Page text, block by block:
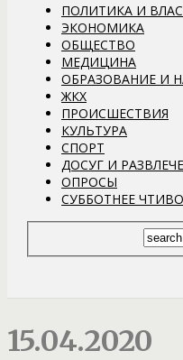
ПОЛИТИКА И
ЭКОНОМИКА
ОБЩЕСТВО
МЕДИЦИНА
ОБРАЗОВАНИЕ И
ЖКХ
ПРОИСШЕСТВИЯ
КУЛЬТУРА
СПОРТ
ДОСУГ И
ОПРОСЫ
СУББОТНЕЕ ЧТИВО
15.04.2020